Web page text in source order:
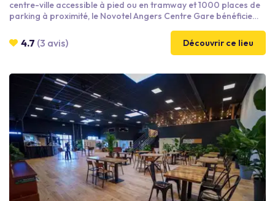
centre-ville accessible à pied ou en tramway et 1000 places de
parking à proximité, le Novotel Angers Centre Gare bénéficie
participants. Notre établissement ne dispose pas de restaurant
mais plusieurs alternatives sont possibles pour se restaurer sur
facturation.
4.7 (3 avis) Découvrir ce lieu